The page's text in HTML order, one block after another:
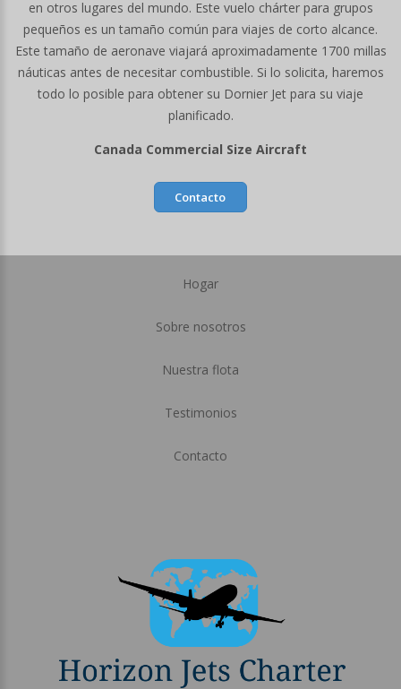
en otros lugares del mundo. Este vuelo chárter para grupos
pequeños es un tamaño común para viajes de corto alcance.
Este tamaño de aeronave viajará aproximadamente 1700 millas
náuticas antes de necesitar combustible. Si lo solicita, haremos
todo lo posible para obtener su Dornier Jet para su viaje
planificado.
Canada Commercial Size Aircraft
Contacto
Hogar
Sobre nosotros
Nuestra flota
Testimonios
Contacto